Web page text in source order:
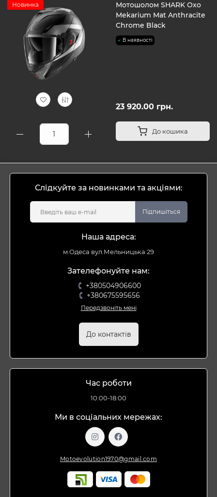
Новинка
Мотошолом SHARK Oxo
Mekarium Mat Anthracite
Chrome Black
В наявності
23 920.00 грн.
До кошика
Слідкуйте за новинками та акціями:
Підпишіться
Наша адреса:
м.Одеса вул.Мельницька 29
Зателефонуйте нам:
+380504906600
+380675595656
Передзвоніть мені
До контактів
Час роботи
10:00-18:00
Ми в соціальних мережах:
Motoevolution1970@gmail.com